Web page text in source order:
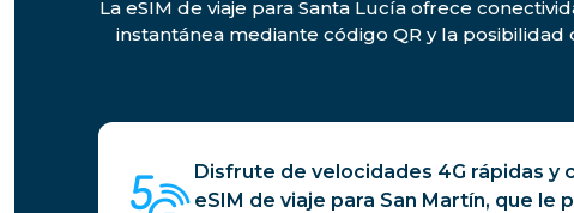
La eSIM de viaje para Santa Lucía ofrece
instantánea mediante código QR y la
Disfrute de velocidades 4G rápidas y
eSIM de viaje para San Martín, que le